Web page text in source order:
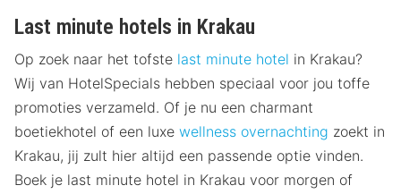
Last minute hotels in Krakau
Op zoek naar het tofste last minute hotel in Krakau?
Wij van HotelSpecials hebben speciaal voor jou toffe
promoties verzameld. Of je nu een charmant
boetiekhotel of een luxe wellness overnachting zoekt in
Krakau, jij zult hier altijd een passende optie vinden.
Boek je last minute hotel in Krakau voor morgen of